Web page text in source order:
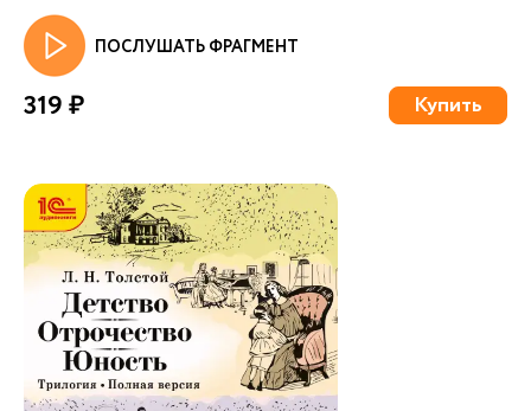
ПОСЛУШАТЬ ФРАГМЕНТ
319 ₽ Купить